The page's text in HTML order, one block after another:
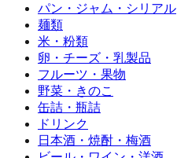
パン・ジャム・シリアル
麺類
米・粉類
卵・チーズ・乳製品
フルーツ・果物
野菜・きのこ
缶詰・瓶詰
ドリンク
日本酒・焼酎・梅酒